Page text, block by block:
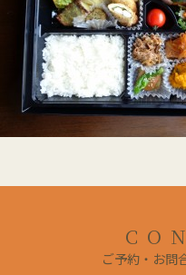
ご予約・お問